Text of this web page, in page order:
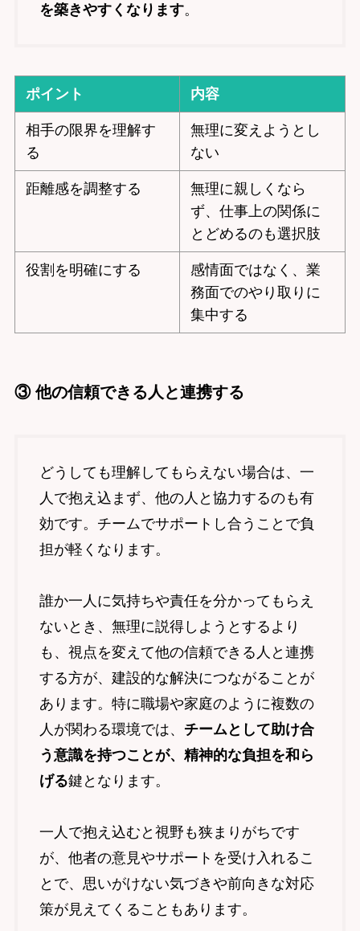
を築きやすくなります。
ポイント 内容
相手の限界を理解す
る
無理に変えようとし
ない
距離感を調整する
無理に親しくなら
ず、仕事上の関係に
とどめるのも選択肢
役割を明確にする
感情面ではなく、業
務面でのやり取りに
集中する
③ 他の信頼できる人と連携する
どうしても理解してもらえない場合は、一
人で抱え込まず、他の人と協力するのも有
効です。チームでサポートし合うことで負
担が軽くなります。
誰か一人に気持ちや責任を分かってもらえ
ないとき、無理に説得しようとするより
も、視点を変えて他の信頼できる人と連携
する方が、建設的な解決につながることが
あります。特に職場や家庭のように複数の
人が関わる環境では、 チームとして助け合
う意識を持つことが、精神的な負担を和ら
げる鍵となります。
一人で抱え込むと視野も狭まりがちです
が、他者の意見やサポートを受け入れるこ
とで、思いがけない気づきや前向きな対応
策が見えてくることもあります。